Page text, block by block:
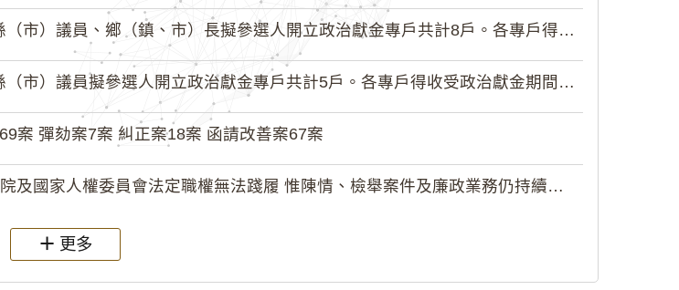
）議員、鄉（鎮、市）長擬參選人開立政治獻金專戶共計8戶。各專戶得收受...
）議員擬參選人開立政治獻金專戶共計5戶。各專戶得收受政治獻金期間為自...
案 彈劾案7案 糾正案18案 函請改善案67案
國家人權委員會法定職權無法踐履 惟陳情、檢舉案件及廉政業務仍持續受理
更多